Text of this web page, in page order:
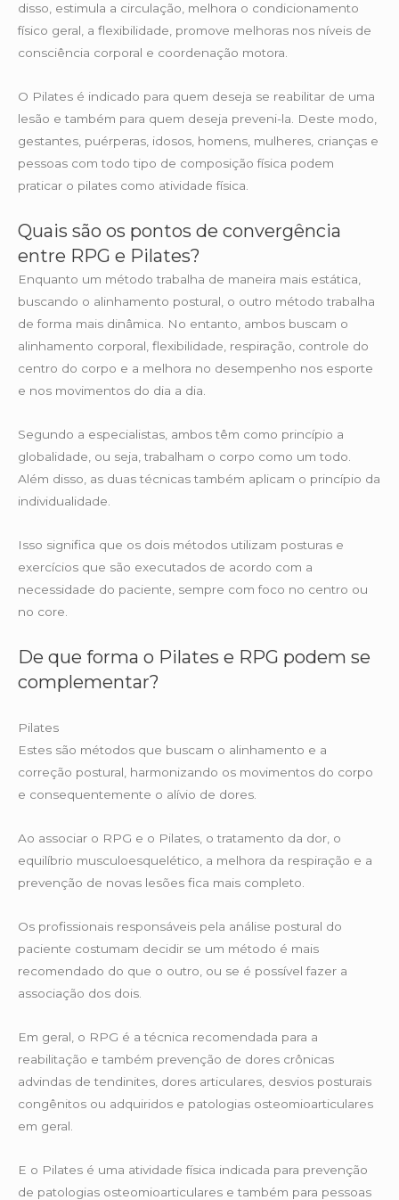
disso, estimula a circulação, melhora o condicionamento
físico geral, a flexibilidade, promove melhoras nos níveis de
consciência corporal e coordenação motora.
O Pilates é indicado para quem deseja se reabilitar de uma
lesão e também para quem deseja preveni-la. Deste modo,
gestantes, puérperas, idosos, homens, mulheres, crianças e
pessoas com todo tipo de composição física podem
praticar o pilates como atividade física.
Quais são os pontos de convergência
entre RPG e Pilates?
Enquanto um método trabalha de maneira mais estática,
buscando o alinhamento postural, o outro método trabalha
de forma mais dinâmica. No entanto, ambos buscam o
alinhamento corporal, flexibilidade, respiração, controle do
centro do corpo e a melhora no desempenho nos esporte
e nos movimentos do dia a dia.
Segundo a especialistas, ambos têm como princípio a
globalidade, ou seja, trabalham o corpo como um todo.
Além disso, as duas técnicas também aplicam o princípio da
individualidade.
Isso significa que os dois métodos utilizam posturas e
exercícios que são executados de acordo com a
necessidade do paciente, sempre com foco no centro ou
no core.
De que forma o Pilates e RPG podem se
complementar?
Pilates
Estes são métodos que buscam o alinhamento e a
correção postural, harmonizando os movimentos do corpo
e consequentemente o alívio de dores.
Ao associar o RPG e o Pilates, o tratamento da dor, o
equilíbrio musculoesquelético, a melhora da respiração e a
prevenção de novas lesões fica mais completo.
Os profissionais responsáveis pela análise postural do
paciente costumam decidir se um método é mais
recomendado do que o outro, ou se é possível fazer a
associação dos dois.
Em geral, o RPG é a técnica recomendada para a
reabilitação e também prevenção de dores crônicas
advindas de tendinites, dores articulares, desvios posturais
congênitos ou adquiridos e patologias osteomioarticulares
em geral.
E o Pilates é uma atividade física indicada para prevenção
de patologias osteomioarticulares e também para pessoas